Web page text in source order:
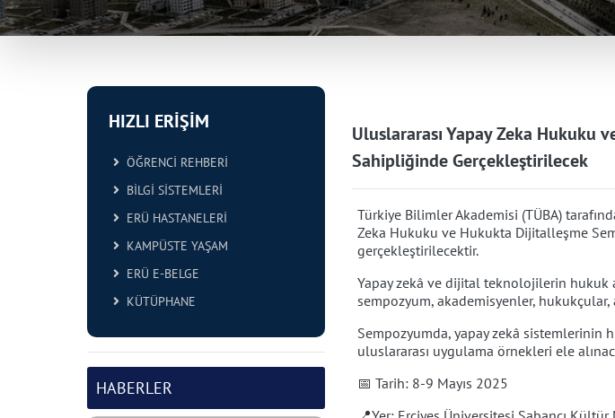
HIZLI ERİŞİM
ÖĞRENCİ REHBERİ
BİLGİ SİSTEMLERİ
ERÜ HASTANELERİ
KAMPÜSTE YAŞAM
ERÜ E-BELGE
KÜTÜPHANE
HABERLER
Uluslararası Yapay Zeka Hukuku
Sahipliğinde Gerçekleştirilecek
Türkiye Bilimler Akademisi (TÜBA)
Zeka Hukuku ve Hukukta Dijitalleşme
gerçekleştirilecektir.
Yapay zekâ ve dijital teknolojilerin hukuk
sempozyum, akademisyenler,
Sempozyumda, yapay zekâ
uluslararası uygulama örnekleri ele
📅 Tarih: 8-9 Mayıs 2025